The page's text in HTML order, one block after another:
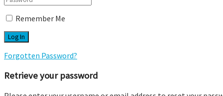
Remember Me
Forgotten Password?
Retrieve your password